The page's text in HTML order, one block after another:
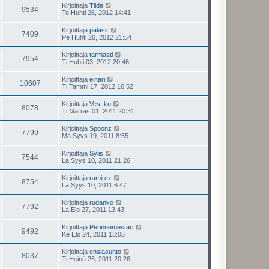
9534 Kirjoittaja Tilda
To Huhti 26, 2012 14:41
7409 Kirjoittaja palasir
Pe Huhti 20, 2012 21:54
7954 Kirjoittaja tarmasti
Ti Huhti 03, 2012 20:46
10607 Kirjoittaja einari
Ti Tammi 17, 2012 16:52
8078 Kirjoittaja Ves_ku
Ti Marras 01, 2011 20:31
7799 Kirjoittaja Spoonz
Ma Syys 19, 2011 8:55
7544 Kirjoittaja Sylis
La Syys 10, 2011 21:26
8754 Kirjoittaja ramirez
La Syys 10, 2011 6:47
7792 Kirjoittaja rudanko
La Elo 27, 2011 13:43
9492 Kirjoittaja Perinnemestari
Ke Elo 24, 2011 13:06
8037 Kirjoittaja ensiasunto
Ti Heinä 26, 2011 20:26